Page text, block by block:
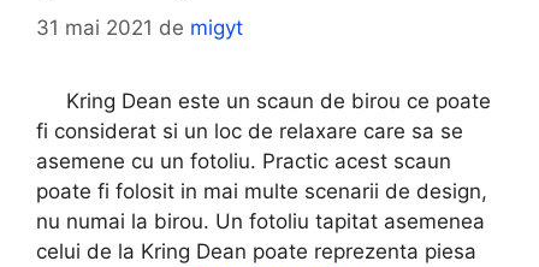
31 mai 2021 de migyt
Kring Dean este un scaun de birou ce poate
fi considerat si un loc de relaxare care sa se
asemene cu un fotoliu. Practic acest scaun
poate fi folosit in mai multe scenarii de design,
nu numai la birou. Un fotoliu tapitat asemenea
celui de la Kring Dean poate reprezenta piesa